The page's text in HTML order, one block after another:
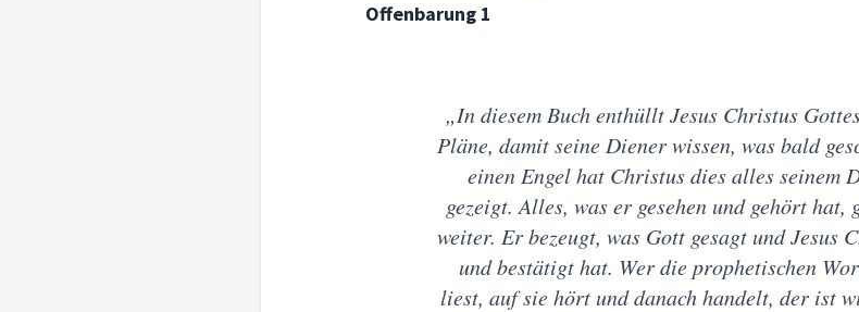
Offenbarung 1
„In diesem Buch enthüllt Jesus Christus
Pläne, damit seine Diener wissen, was bald
einen Engel hat Christus dies alles seinem
gezeigt. Alles, was er gesehen und gehört
weiter. Er bezeugt, was Gott gesagt und Jesus
und bestätigt hat. Wer die prophetischen
liest, auf sie hört und danach handelt, der ist